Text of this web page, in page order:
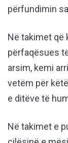
përfundimin
Në takimet që
përfaqësues
arsim, kemi
vetëm për
e ditëve të
Në takimet e